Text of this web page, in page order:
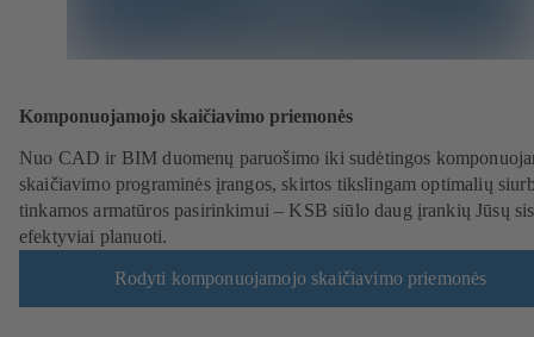
Komponuojamojo skaičiavimo priemonės
Nuo CAD ir BIM duomenų paruošimo iki sudėtingos
skaičiavimo programinės įrangos, skirtos tikslingam optimalių
tinkamos armatūros pasirinkimui – KSB siūlo daug įrankių Jūsų
efektyviai planuoti.
Rodyti komponuojamojo skaičiavimo priemonės